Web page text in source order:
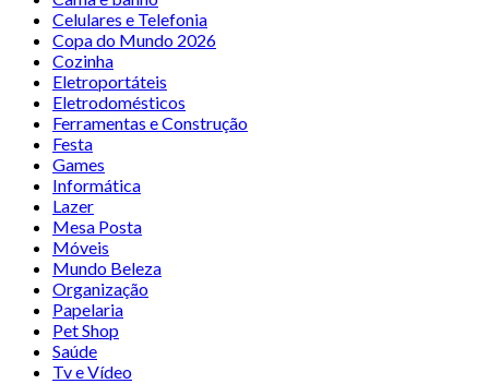
Celulares e Telefonia
Copa do Mundo 2026
Cozinha
Eletroportáteis
Eletrodomésticos
Ferramentas e Construção
Festa
Games
Informática
Lazer
Mesa Posta
Móveis
Mundo Beleza
Organização
Papelaria
Pet Shop
Saúde
Tv e Vídeo